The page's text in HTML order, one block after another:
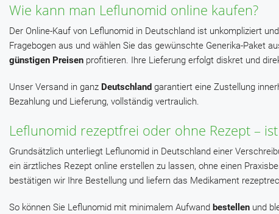
Wie kann man Leflunomid online kaufen?
Der Online-Kauf von Leflunomid in Deutschland ist unkompliziert
Fragebogen aus und wählen Sie das gewünschte Generika-Paket
günstigen Preisen profitieren. Ihre Lieferung erfolgt diskret und
Unser Versand in ganz Deutschland garantiert eine Zustellung
Bezahlung und Lieferung, vollständig vertraulich.
Leflunomid rezeptfrei oder ohne Rezept –
Grundsätzlich unterliegt Leflunomid in Deutschland einer
ein ärztliches Rezept online erstellen zu lassen, ohne einen
bestätigen wir Ihre Bestellung und liefern das Medikament
So können Sie Leflunomid mit minimalem Aufwand bestellen und